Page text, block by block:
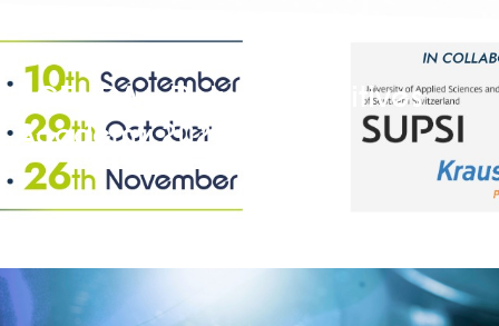
AGENDA – Polymer Additives
Academy 2026